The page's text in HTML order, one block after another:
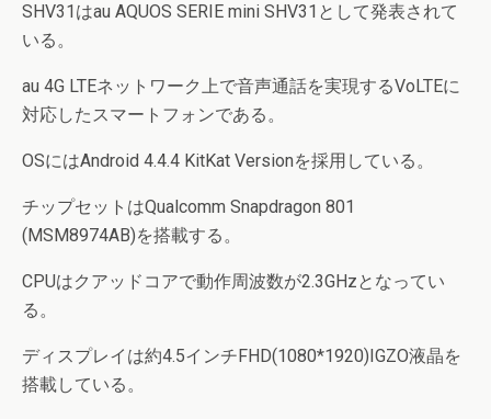
SHV31はau AQUOS SERIE mini SHV31として発表されて
いる。
au 4G LTEネットワーク上で音声通話を実現するVoLTEに
対応したスマートフォンである。
OSにはAndroid 4.4.4 KitKat Versionを採用している。
チップセットはQualcomm Snapdragon 801
(MSM8974AB)を搭載する。
CPUはクアッドコアで動作周波数が2.3GHzとなってい
る。
ディスプレイは約4.5インチFHD(1080*1920)IGZO液晶を
搭載している。